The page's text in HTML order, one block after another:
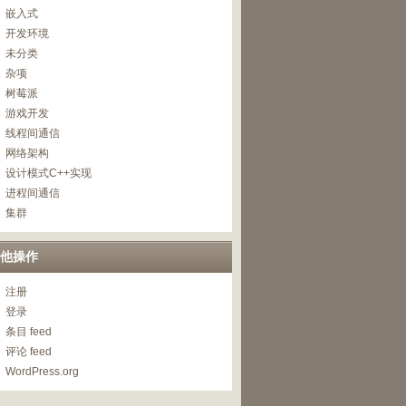
嵌入式
开发环境
未分类
杂项
树莓派
游戏开发
线程间通信
网络架构
设计模式C++实现
进程间通信
集群
操作
注册
登录
条目 feed
评论 feed
WordPress.org